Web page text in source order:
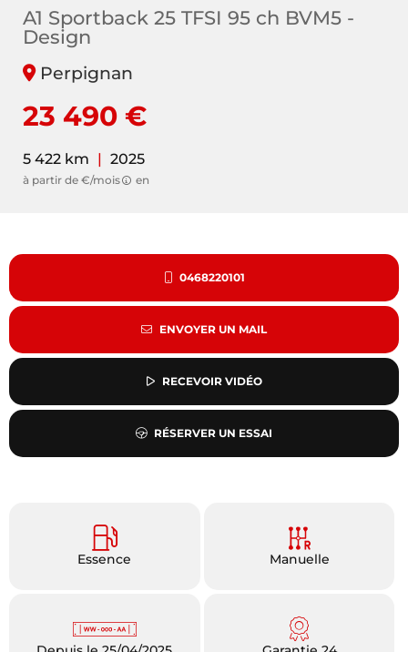
A1 Sportback 25 TFSI 95 ch BVM5 -
Design
Perpignan
23 490 €
5 422 km | 2025
à partir de €/mois en
0468220101
ENVOYER UN MAIL
RECEVOIR VIDÉO
RÉSERVER UN ESSAI
Essence Manuelle